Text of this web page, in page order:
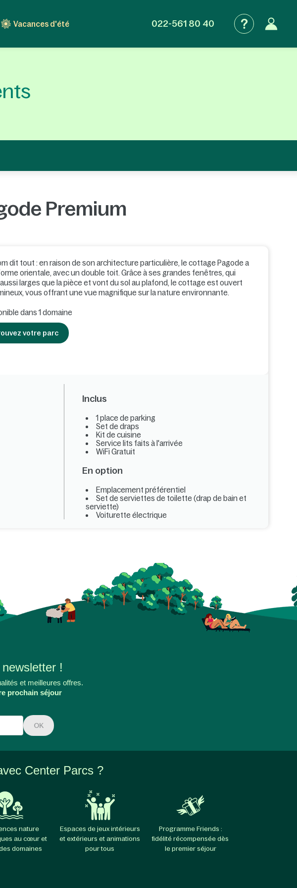
Vacances d'été 022-561 80 40
Premium
dit tout : en raison de son architecture particulière, le cottage Pagode a
orientale, avec un double toit. Grâce à ses grandes fenêtres, qui
larges que la pièce et vont du sol au plafond, le cottage est ouvert
vous offrant une vue magnifique sur la nature environnante.
dans 1 domaine
votre parc
Inclus
1 place de parking
Set de draps
Kit de cuisine
Service lits faits à l'arrivée
WiFi Gratuit
En option
Emplacement préférentiel
Set de serviettes de toilette (drap de bain et
serviette)
Voiturette électrique
!
et meilleures offres.
prochain séjour
OK
Center Parcs ?
nature
au cœur et
domaines
Espaces de jeux intérieurs
et extérieurs et animations
pour tous
Programme Friends :
fidélité récompensée dès
le premier séjour